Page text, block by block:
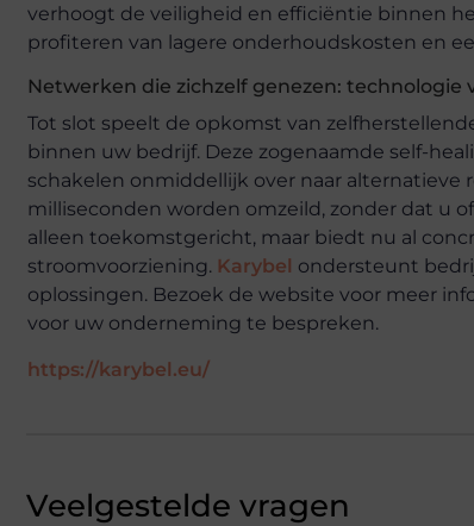
verhoogt de veiligheid en efficiëntie binnen
profiteren van lagere onderhoudskosten en
Netwerken die zichzelf genezen:
Tot slot speelt de opkomst van
binnen uw bedrijf. Deze zogenaamde self-
schakelen onmiddellijk over naar
milliseconden worden omzeild, zonder dat u
alleen toekomstgericht, maar biedt nu al
stroomvoorziening. Karybel ondersteunt
oplossingen. Bezoek de website voor meer
voor uw onderneming te bespreken.
https://karybel.eu/
Veelgestelde vragen